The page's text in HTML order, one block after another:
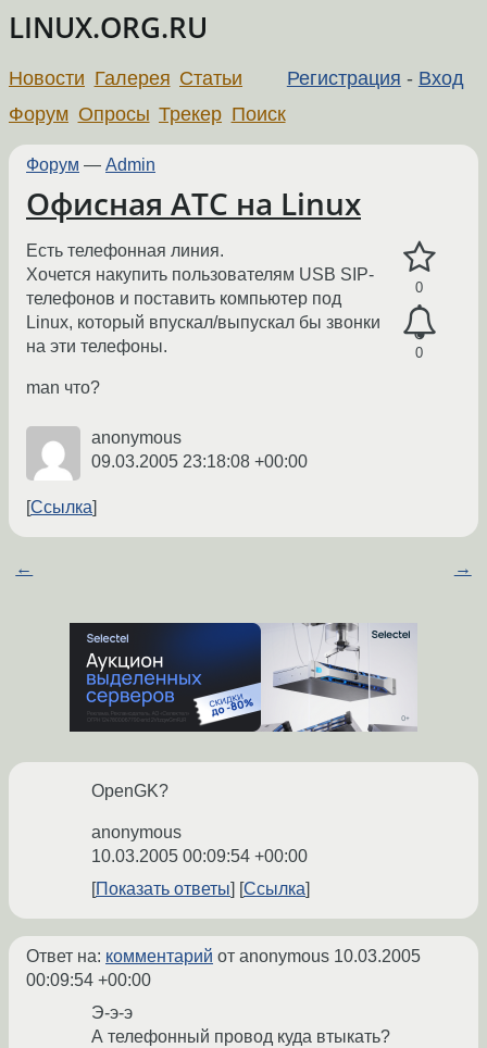
LINUX.ORG.RU
Регистрация - Вход
Новости Галерея Статьи
Форум Опросы Трекер Поиск
Форум — Admin
Офисная АТС на Linux
0
0
Есть телефонная линия.
Хочется накупить пользователям USB SIP-
телефонов и поставить компьютер под
Linux, который впускал/выпускал бы звонки
на эти телефоны.
man что?
anonymous
09.03.2005 23:18:08 +00:00
Ссылка
← →
OpenGK?
anonymous
10.03.2005 00:09:54 +00:00
Показать ответы
Ссылка
Ответ на: комментарий от anonymous 10.03.2005
00:09:54 +00:00
Э-э-э
А телефонный провод куда втыкать?